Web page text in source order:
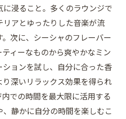
スポットで心のリラックス
が提供する渋谷での心のリ
浸ること。多くのラウンジで
アとゆったりした音楽が流
次に、シーシャのフレーバー
ィーなものから爽やかなミン
ションを試し、自分に合った香
り深いリラックス効果を得られ
での時間を最大限に活用する
静かに自分の時間を楽しむこ